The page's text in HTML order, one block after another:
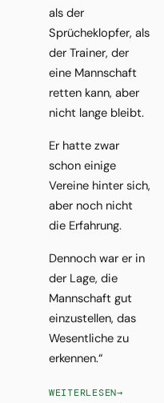
als der
Sprücheklopfer, als
der Trainer, der
eine Mannschaft
retten kann, aber
nicht lange bleibt.
Er hatte zwar
schon einige
Vereine hinter sich,
aber noch nicht
die Erfahrung.
Dennoch war er in
der Lage, die
Mannschaft gut
einzustellen, das
Wesentliche zu
erkennen.“
WEITERLESEN→